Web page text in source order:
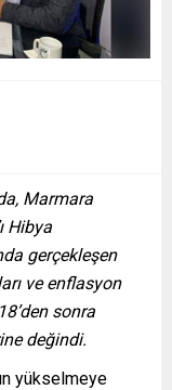
Marmara
Hibya
gerçekleşen
ve enflasyon
sonra
değindi.
yükselmeye